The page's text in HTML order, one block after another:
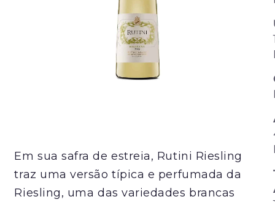
Em sua safra de estreia, Rutini Riesling
traz uma versão típica e perfumada da
Riesling, uma das variedades brancas